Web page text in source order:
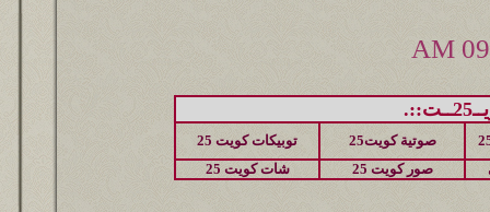
صوتية كويت25
توبيكات كويت 25
صور كويت 25
شات كويت 25